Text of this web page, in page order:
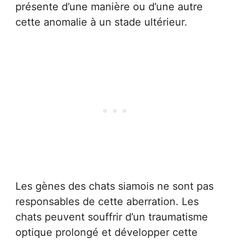
présente d’une manière ou d’une autre
cette anomalie à un stade ultérieur.
Les gènes des chats siamois ne sont pas
responsables de cette aberration. Les
chats peuvent souffrir d’un traumatisme
optique prolongé et développer cette